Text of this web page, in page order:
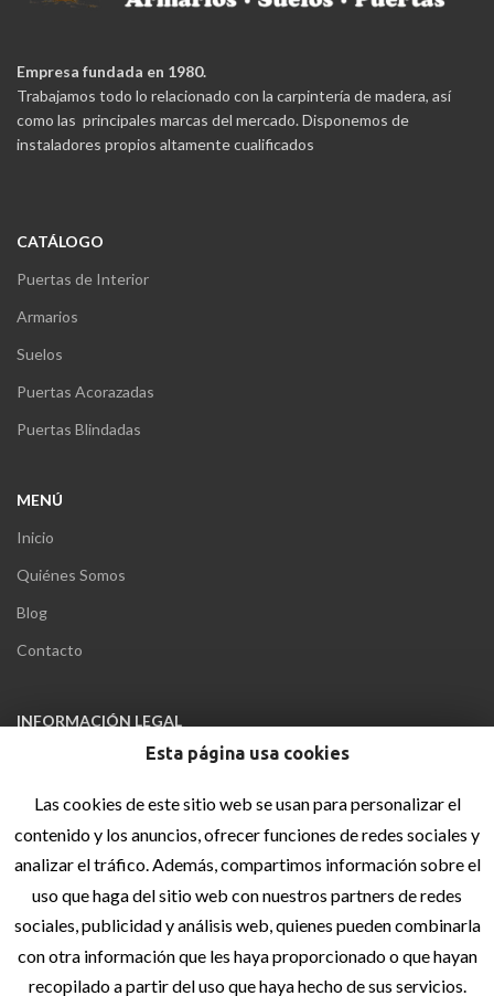
Empresa fundada en 1980.
Trabajamos todo lo relacionado con la carpintería de madera, así
como las principales marcas del mercado. Disponemos de
instaladores propios altamente cualificados
CATÁLOGO
Puertas de Interior
Armarios
Suelos
Puertas Acorazadas
Puertas Blindadas
MENÚ
Inicio
Quiénes Somos
Blog
Contacto
INFORMACIÓN LEGAL
Política de privacidad
Política de cookies
Accesibilidad
Sitemap
Esta página usa cookies
Las cookies de este sitio web se usan para personalizar el
contenido y los anuncios, ofrecer funciones de redes sociales y
analizar el tráfico. Además, compartimos información sobre el
uso que haga del sitio web con nuestros partners de redes
sociales, publicidad y análisis web, quienes pueden combinarla
con otra información que les haya proporcionado o que hayan
recopilado a partir del uso que haya hecho de sus servicios.